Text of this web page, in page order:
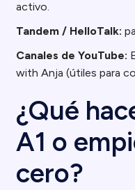
activo.
Tandem / HelloTalk:
Canales de YouTube:
with Anja (útiles para
¿Qué
A1 o
cero?